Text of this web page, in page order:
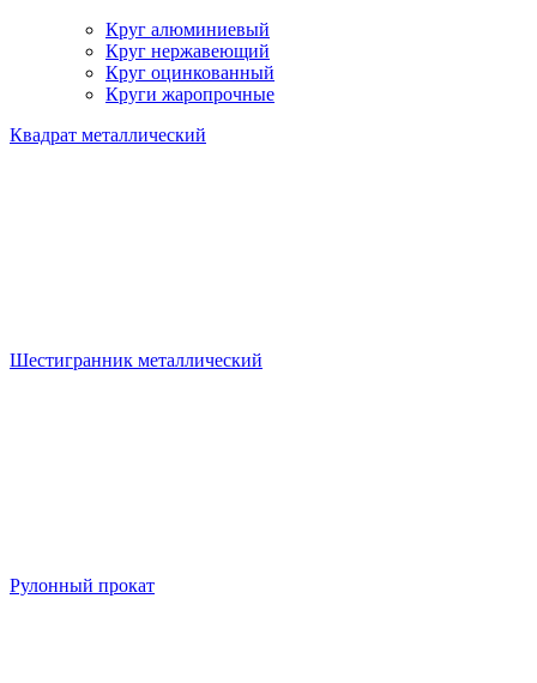
Круг алюминиевый
Круг нержавеющий
Круг оцинкованный
Круги жаропрочные
Квадрат металлический
Шестигранник металлический
Рулонный прокат